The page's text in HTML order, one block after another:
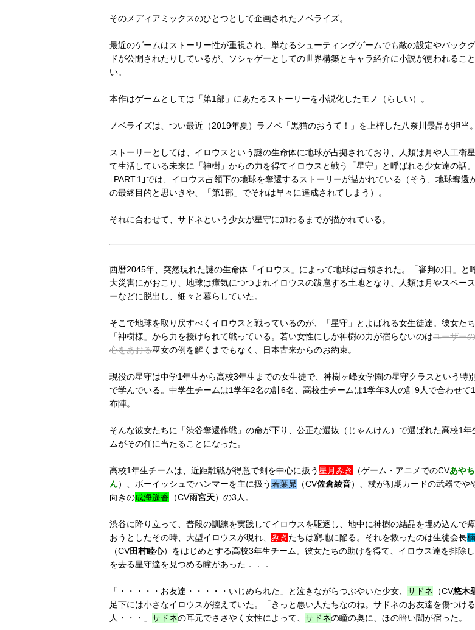
そのメディアミックスのひとつとして企画されたノベライズ。
最近のゲームはストーリー性が重視され、単なるシューティングゲームでも敵の設定やバック
ドが公開されたりしているが、ソシャゲーとしての世界構築とキャラ紹介に小説が使われるこ
い。
本作はゲームとしては「第1部」にあたるストーリーを小説化したモノ（らしい）。
ノベライズは、つい最近（2019年夏）ラノベ「黒猫のおうて！」を上梓した八奈川景晶が担当。
ストーリーとしては、イロウスという謎の生命体に地球が占拠されており、人類は月や人工衛
て生活している未来に「神樹」からの力を得てイロウスと戦う「星守」と呼ばれる少女達の話
｢PART.1｣では、イロウス占領下の地球を奪還するストーリーが描かれている（そう、地球奪還
の最終目的と思いきや、「第1部」でそれは早々に達成されてしまう）。
それに合わせて、サドネという少女が星守に加わるまでが描かれている。
西暦2045年、突然現れた謎の生命体「イロウス」によって地球は占領された。「審判の日」と
大災害にがおこり、地球は瘴気につつまれイロウスの跋扈する土地となり、人類は月やスペー
ーなどに脱出し、細々と暮らしていた。
そこで地球を取り戻すべくイロウスと戦っているのが、「星守」とよばれる女生徒達。彼女たち
「神樹様」から力を授けられて戦っている。若い女性にしか神樹の力が宿らないのはユーザー
心をあおる巫女の例を解くまでもなく、日本古来からのお約束。
現役の星守は中学1年生から高校3年生までの女生徒で、神樹ヶ峰女学園の星守クラスという特
で学んでいる。中学生チームは1学年2名の計6名、高校生チームは1学年3人の計9人で合わせて
布陣。
そんな彼女たちに「渋谷奪還作戦」の命が下り、公正な選抜（じゃんけん）で選ばれた高校1年
ムがその任に当たることになった。
高校1年生チームは、近距離戦が得意で剣を中心に扱う星月みき （ゲーム・アニメでのCVあや
ん）、ボーイッシュでハンマーを主に扱う若葉昴 （CV佐倉綾音）、杖が初期カードの武器でや
向きの成海遥香 （CV雨宮天）の3人。
渋谷に降り立って、普段の訓練を実践してイロウスを駆逐し、地中に神樹の結晶を埋め込んで
おうとしたその時、大型イロウスが現れ、 みき たちは窮地に陥る。それを救ったのは生徒会長
（CV田村睦心）をはじめとする高校3年生チーム。彼女たちの助けを得て、イロウス達を排除
を去る星守達を見つめる瞳があった．．．
「・・・・・お友達・・・・・いじめられた」と泣きながらつぶやいた少女、 サドネ （CV悠木
足下には小さなイロウスが控えていた。「きっと悪い人たちなのね。サドネのお友達を傷つけ
人・・・」 サドネの耳元でささやく女性によって、 サドネの瞳の奥に、ほの暗い闇が宿った。